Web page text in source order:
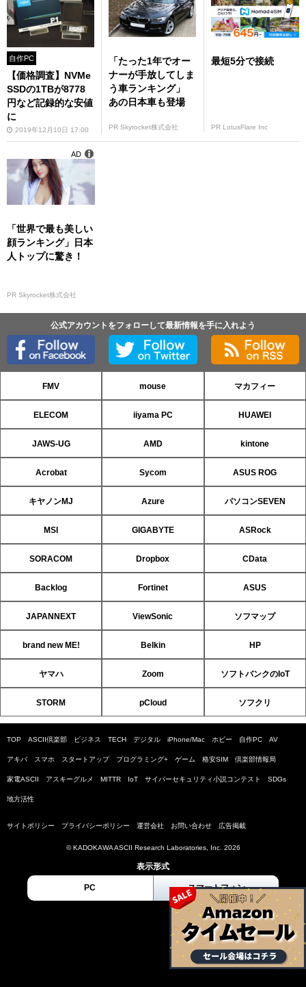
自作PC
【価格調査】NVMe
SSDの1TBが8778
円など記録的な安値
に
2019年12月10日 17:00
「たった1年でオー
ナーが手放してしま
う車ランキング」
あの日本車も登場
PR Skyrocket株式会社
最短5分で接続
PR LotusFlare Inc
「世界で最も美しい
顔ランキング」日本
人トップに驚き！
PR Skyrocket株式会社
AD
公式アカウントをフォローして最新情報を手に入れよう
FMV mouse マカフィー
ELECOM iiyama PC HUAWEI
JAWS-UG AMD kintone
Acrobat Sycom ASUS ROG
キヤノンMJ Azure パソコンSEVEN
MSI GIGABYTE ASRock
SORACOM Dropbox CData
Backlog Fortinet ASUS
JAPANNEXT ViewSonic ソフマップ
brand new ME! Belkin HP
ヤマハ Zoom ソフトバンクのIoT
STORM pCloud ソフクリ
TOP ASCII倶楽部 ビジネス TECH デジタル iPhone/Mac ホビー 自作PC AV
アキバ スマホ スタートアップ プログラミング+ ゲーム 格安SIM 倶楽部情報局
家電ASCII アスキーグルメ MITTR IoT サイバーセキュリティ小説コンテスト SDGs
地方活性
サイトポリシー プライバシーポリシー 運営会社 お問い合わせ 広告掲載
© KADOKAWA ASCII Research Laboratories, Inc. 2026
表示形式
PC スマートフォン